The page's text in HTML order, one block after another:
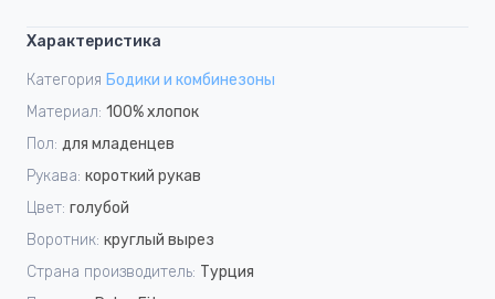
Характеристика
Категория Бодики и комбинезоны
Материал: 100% хлопок
Пол: для младенцев
Рукава: короткий рукав
Цвет: голубой
Воротник: круглый вырез
Страна производитель: Турция